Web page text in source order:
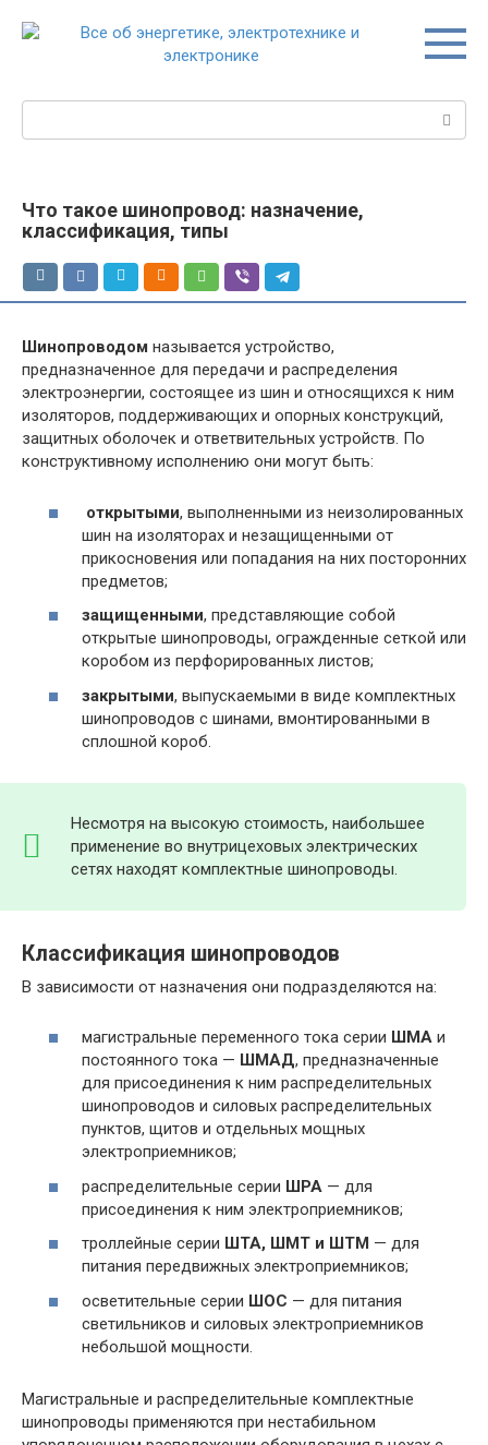
Что такое шинопровод: назначение,
классификация, типы
Шинопроводом называется устройство,
предназначенное для передачи и распределения
электроэнергии, состоящее из шин и относящихся к ним
изоляторов, поддерживающих и опорных конструкций,
защитных оболочек и ответвительных устройств. По
конструктивному исполнению они могут быть:
открытыми, выполненными из неизолированных
шин на изоляторах и незащищенными от
прикосновения или попадания на них посторонних
предметов;
защищенными, представляющие собой
открытые шинопроводы, огражденные сеткой или
коробом из перфорированных листов;
закрытыми, выпускаемыми в виде комплектных
шинопроводов с шинами, вмонтированными в
сплошной короб.
Несмотря на высокую стоимость, наибольшее
применение во внутрицеховых электрических
сетях находят комплектные шинопроводы.
Классификация шинопроводов
В зависимости от назначения они подразделяются на:
магистральные переменного тока серии ШМА и
постоянного тока — ШМАД, предназначенные
для присоединения к ним распределительных
шинопроводов и силовых распределительных
пунктов, щитов и отдельных мощных
электроприемников;
распределительные серии ШРА — для
присоединения к ним электроприемников;
троллейные серии ШТА, ШМТ и ШТМ — для
питания передвижных электроприемников;
осветительные серии ШОС — для питания
светильников и силовых электроприемников
небольшой мощности.
Магистральные и распределительные комплектные
шинопроводы применяются при нестабильном